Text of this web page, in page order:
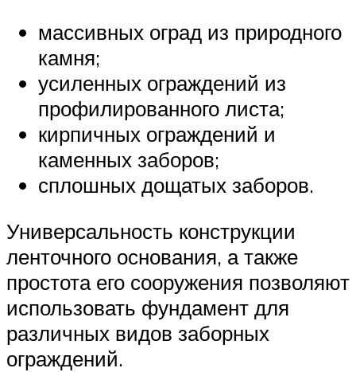
массивных оград из природного
камня;
усиленных ограждений из
профилированного листа;
кирпичных ограждений и
каменных заборов;
сплошных дощатых заборов.
Универсальность конструкции
ленточного основания, а также
простота его сооружения позволяют
использовать фундамент для
различных видов заборных
ограждений.